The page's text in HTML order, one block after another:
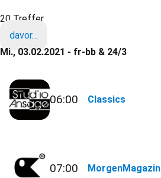
20 Treffer
davor…
Mi., 03.02.2021 - fr-bb & 24/3
06:00 Classics
07:00 MorgenMagazin